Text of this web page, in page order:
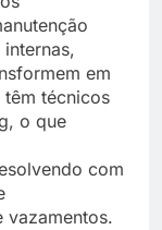
em
têm técnicos
o que
com
vazamentos.